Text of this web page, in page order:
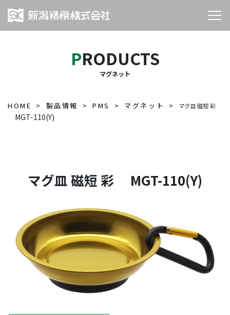
PRODUCTS
マグネット
HOME 製品情報 PMS マグネット マグ皿 磁短 彩
MGT-110(Y)
マグ皿 磁短 彩 MGT-110(Y)